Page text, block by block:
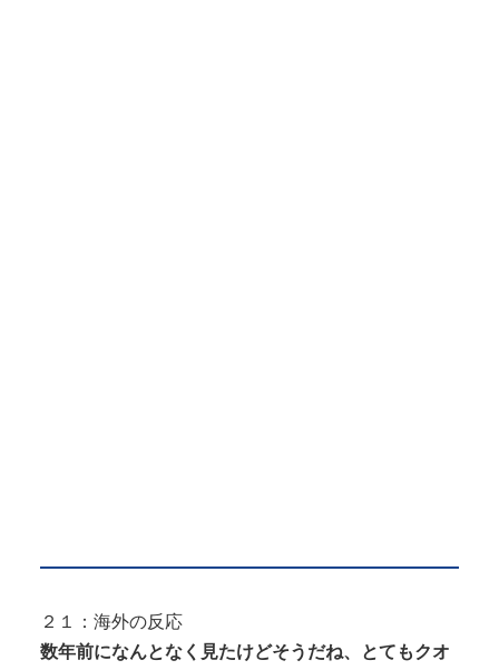
２１：海外の反応
数年前になんとなく見たけどそうだね、とてもクオ